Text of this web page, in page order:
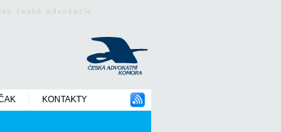
české advokacie
KONTAKTY